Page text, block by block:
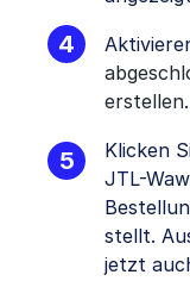
erstellen.
Klicken
JTL-
stellt.
jetzt